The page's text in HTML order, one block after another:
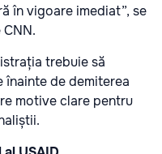
în vigoare imediat”, se
trebuie să
de demiterea
motive clare pentru